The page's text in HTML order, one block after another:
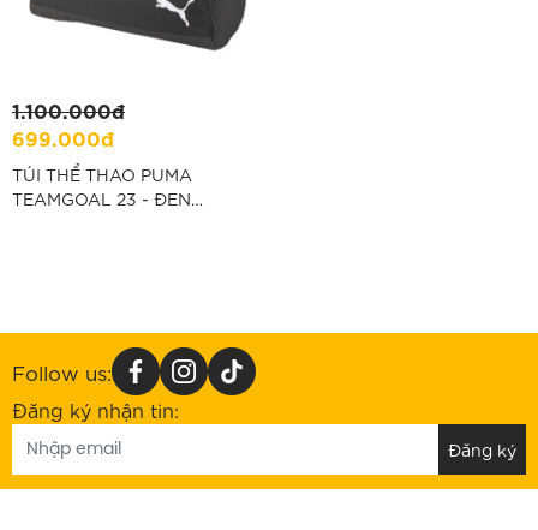
1.100.000đ
699.000đ
TÚI THỂ THAO PUMA
TEAMGOAL 23 - ĐEN
Follow us:
Đăng ký nhận tin: